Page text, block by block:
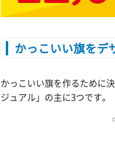
かっこいい旗をデ
かっこいい旗を作るために
ジュアル」の主に3つです。